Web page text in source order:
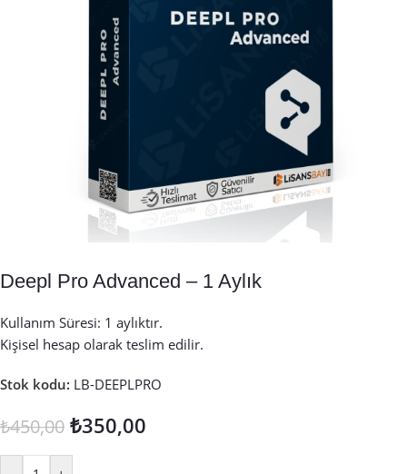
Deepl Pro Advanced – 1 Aylık
Kullanım Süresi: 1 aylıktır.
Kişisel hesap olarak teslim edilir.
Stok kodu: LB-DEEPLPRO
₺450,00 ₺350,00